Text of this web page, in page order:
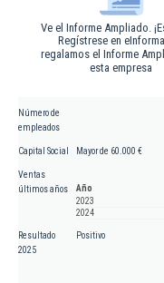
Ve el Informe Ampliado.
Regístrese en
regalamos el Informe
esta empresa
Número de
empleados
Capital Social Mayor de 60.000 €
Ventas
últimos años
Año
2023
2024
Resultado
2025
Positivo